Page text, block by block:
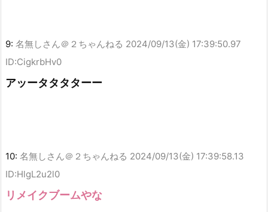
9: 名無しさん＠２ちゃんねる 2024/09/13(金) 17:39:50.97
ID:CigkrbHv0
アッータタタターー
10: 名無しさん＠２ちゃんねる 2024/09/13(金) 17:39:58.13
ID:HlgL2u2l0
リメイクブームやな